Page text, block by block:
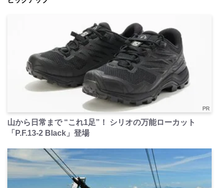
PR
山から日常まで “これ1足”！ シリオの万能ローカット
「P.F.13-2 Black」登場